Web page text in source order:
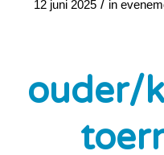
12 juni 2025 / in
ouder/